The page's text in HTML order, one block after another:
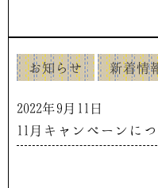
お知らせ 新着情
2022年9月11日
11月キャンペーンに